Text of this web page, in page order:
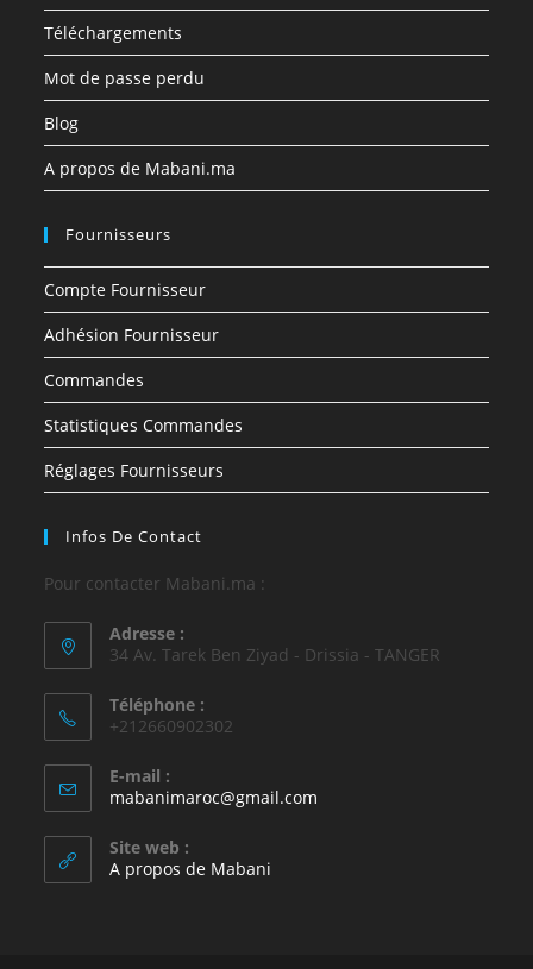
Téléchargements
Mot de passe perdu
Blog
A propos de Mabani.ma
Fournisseurs
Compte Fournisseur
Adhésion Fournisseur
Commandes
Statistiques Commandes
Réglages Fournisseurs
Infos De Contact
Pour contacter Mabani.ma :
Adresse :
34 Av. Tarek Ben Ziyad - Drissia - TANGER
Téléphone :
+212660902302
E-mail :
mabanimaroc@gmail.com
Site web :
A propos de Mabani